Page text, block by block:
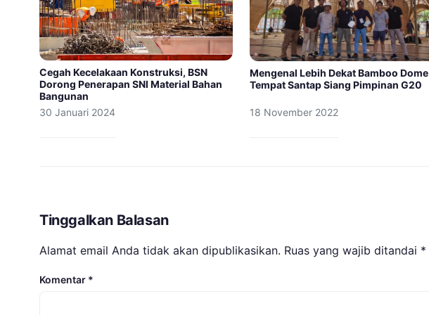
Cegah Kecelakaan Konstruksi, BSN
Dorong Penerapan SNI Material Bahan
Bangunan
30 Januari 2024
Mengenal Lebih Dekat Bamboo Dome
Tempat Santap Siang Pimpinan G20
18 November 2022
Tinggalkan Balasan
Alamat email Anda tidak akan dipublikasikan. Ruas yang wajib ditandai *
Komentar *